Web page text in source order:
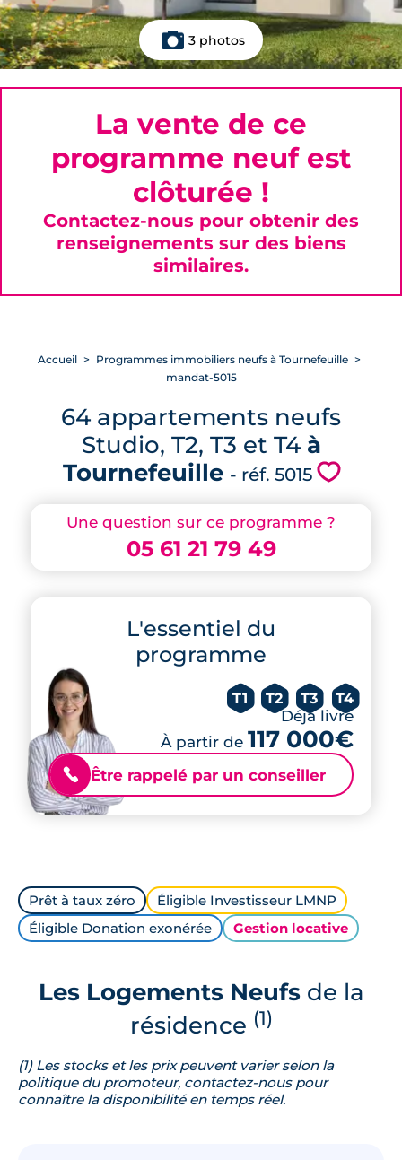
3 photos
Une question sur ce programme ?
05 61 21 79 49
L'essentiel du
programme
T1 T2 T3 T4
Déjà livré
À partir de 117 000€
📞 Être rappelé par un conseiller
Accueil
Programmes immobiliers neufs à Tournefeuille
mandat-5015
64 appartements neufs
Studio, T2, T3 et T4 à
Tournefeuille - réf. 5015 💗
La vente de ce
programme neuf est
clôturée !
Contactez-nous pour obtenir des
renseignements sur des biens
similaires.
Prêt à taux zéro
Éligible Investisseur LMNP
Éligible Donation exonérée
Gestion locative
Les Logements Neufsde la
résidence (1)
(1) Les stocks et les prix peuvent varier selon la
politique du promoteur, contactez-nous pour
connaître la disponibilité en temps réel.